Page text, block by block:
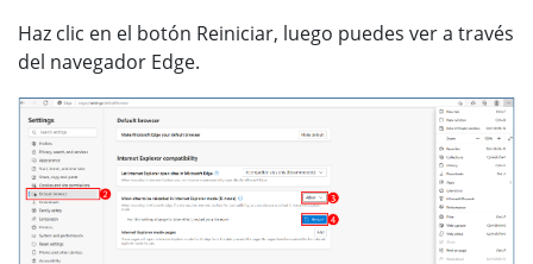
Haz clic en el botón Reiniciar, luego puedes ver a través
del navegador Edge.